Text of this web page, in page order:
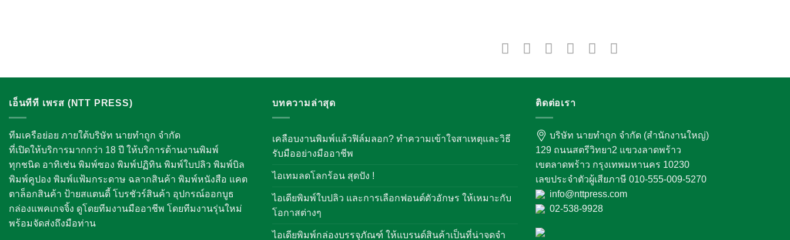
เอ็นทีที เพรส (NTT PRESS)
ทีมเครือย่อย ภายใต้บริษัท นายทำถูก จำกัด
ที่เปิดให้บริการมากกว่า 18 ปี ให้บริการด้านงานพิมพ์
ทุกชนิด อาทิเช่น พิมพ์ซอง พิมพ์ปฏิทิน พิมพ์ใบปลิว พิมพ์บิล
พิมพ์คูปอง พิมพ์แฟ้มกระดาษ ฉลากสินค้า พิมพ์หนังสือ แคต
ตาล็อกสินค้า ป้ายสแตนดี้ โบรชัวร์สินค้า อุปกรณ์ออกบูธ
กล่องแพคเกจจิ้ง ดูโดยทีมงานมืออาชีพ โดยทีมงานรุ่นใหม่
พร้อมจัดส่งถึงมือท่าน
บทความล่าสุด
เคลือบงานพิมพ์แล้วฟิล์มลอก? ทำความเข้าใจสาเหตุและวิธี
รับมืออย่างมืออาชีพ
ไอเทมลดโลกร้อน สุดปัง !
ไอเดียพิมพ์ใบปลิว และการเลือกฟอนต์ตัวอักษร ให้เหมาะกับ
โอกาสต่างๆ
ไอเดียพิมพ์กล่องบรรจุภัณฑ์ ให้แบรนด์สินค้าเป็นที่น่าจดจำ
ติดต่อเรา
บริษัท นายทำถูก จำกัด (สำนักงานใหญ่)
129 ถนนสตรีวิทยา2 แขวงลาดพร้าว
เขตลาดพร้าว กรุงเทพมหานคร 10230
เลขประจำตัวผู้เสียภาษี 010-555-009-5270
info@nttpress.com
02-538-9928